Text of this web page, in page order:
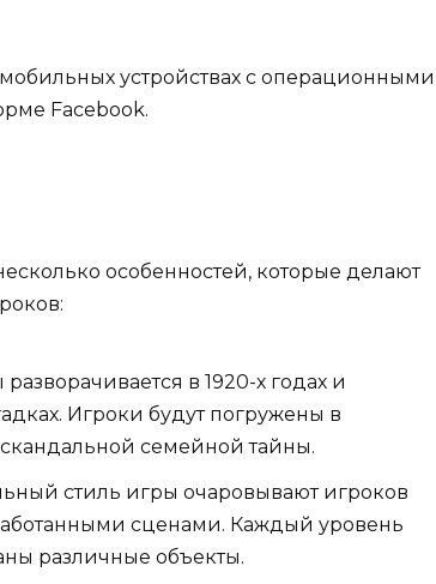
устройствах с операционными
Facebook.
особенностей, которые делают
в 1920-х годах и
Игроки будут погружены в
семейной тайны.
стиль игры очаровывают игроков
сценами. Каждый уровень
различные объекты.